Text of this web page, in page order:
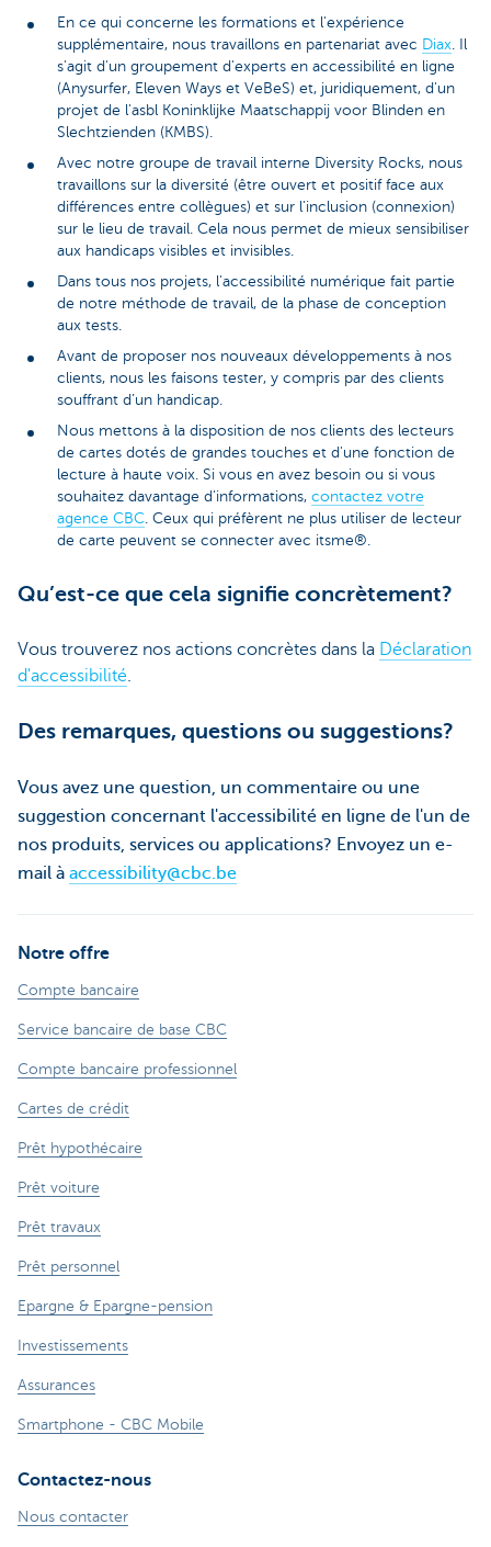
En ce qui concerne les formations et l'expérience
supplémentaire, nous travaillons en partenariat avec Diax. Il
s'agit d'un groupement d'experts en accessibilité en ligne
(Anysurfer, Eleven Ways et VeBeS) et, juridiquement, d'un
projet de l'asbl Koninklijke Maatschappij voor Blinden en
Slechtzienden (KMBS).
Avec notre groupe de travail interne Diversity Rocks, nous
travaillons sur la diversité (être ouvert et positif face aux
différences entre collègues) et sur l'inclusion (connexion)
sur le lieu de travail. Cela nous permet de mieux sensibiliser
aux handicaps visibles et invisibles.
Dans tous nos projets, l'accessibilité numérique fait partie
de notre méthode de travail, de la phase de conception
aux tests.
Avant de proposer nos nouveaux développements à nos
clients, nous les faisons tester, y compris par des clients
souffrant d’un handicap.
Nous mettons à la disposition de nos clients des lecteurs
de cartes dotés de grandes touches et d'une fonction de
lecture à haute voix. Si vous en avez besoin ou si vous
souhaitez davantage d'informations, contactez votre
agence CBC. Ceux qui préfèrent ne plus utiliser de lecteur
de carte peuvent se connecter avec itsme®.
Qu’est-ce que cela signifie concrètement?
Vous trouverez nos actions concrètes dans la Déclaration
d'accessibilité.
Des remarques, questions ou suggestions?
Vous avez une question, un commentaire ou une
suggestion concernant l'accessibilité en ligne de l'un de
nos produits, services ou applications? Envoyez un e-
mail à accessibility@cbc.be
Notre offre
Compte bancaire
Service bancaire de base CBC
Compte bancaire professionnel
Cartes de crédit
Prêt hypothécaire
Prêt voiture
Prêt travaux
Prêt personnel
Epargne & Epargne-pension
Investissements
Assurances
Smartphone - CBC Mobile
Contactez-nous
Nous contacter